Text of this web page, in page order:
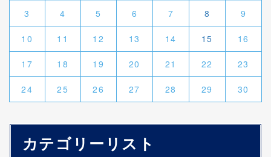
3 4 5 6 7 8 9
10 11 12 13 14 15 16
17 18 19 20 21 22 23
24 25 26 27 28 29 30
カテゴリーリスト